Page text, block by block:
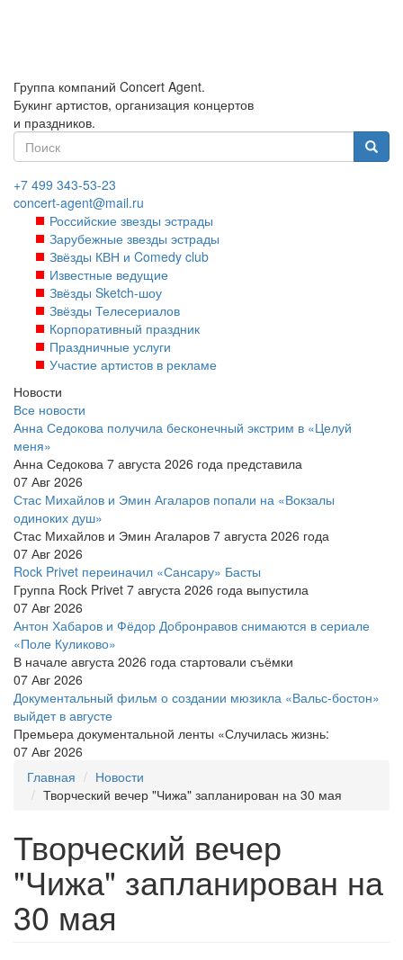
Группа компаний Concert Agent.
Букинг артистов, организация концертов
и праздников.
Форма
поиска
+7 499 343-53-23
concert-agent@mail.ru
Российские звезды эстрады
Зарубежные звезды эстрады
Звёзды КВН и Comedy club
Известные ведущие
Звёзды Sketch-шоу
Звёзды Телесериалов
Корпоративный праздник
Праздничные услуги
Участие артистов в рекламе
Новости
Все новости
Анна Седокова получила бесконечный экстрим в «Целуй
меня»
Анна Седокова 7 августа 2026 года представила
07 Авг 2026
Стас Михайлов и Эмин Агаларов попали на «Вокзалы
одиноких душ»
Стас Михайлов и Эмин Агаларов 7 августа 2026 года
07 Авг 2026
Rock Privet переиначил «Сансару» Басты
Группа Rock Privet 7 августа 2026 года выпустила
07 Авг 2026
Антон Хабаров и Фёдор Добронравов снимаются в сериале
«Поле Куликово»
В начале августа 2026 года стартовали съёмки
07 Авг 2026
Документальный фильм о создании мюзикла «Вальс-бостон»
выйдет в августе
Премьера документальной ленты «Случилась жизнь:
07 Авг 2026
Главная
Новости
Творческий вечер "Чижа" запланирован на 30 мая
Творческий вечер
"Чижа" запланирован на
30 мая